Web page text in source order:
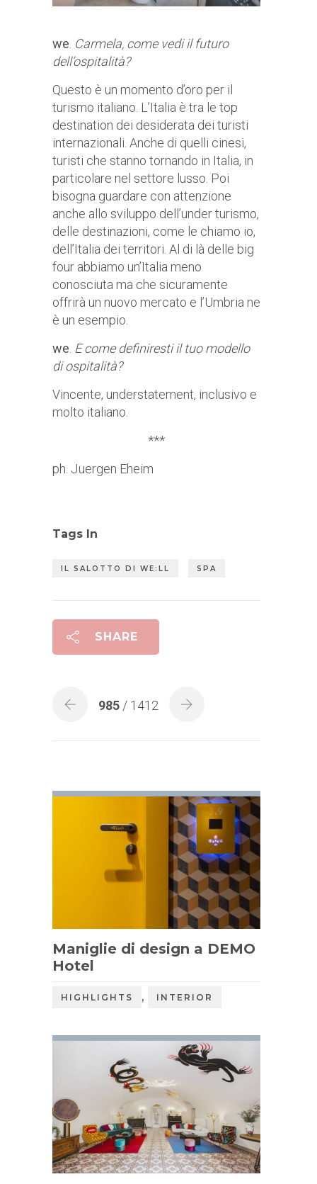
we Carmela, come vedi il futuro
dell’ospitalità?
Questo è un momento d’oro per il
turismo italiano. L’Italia è tra le top
destination dei desiderata dei turisti
internazionali. Anche di quelli cinesi,
turisti che stanno tornando in Italia, in
particolare nel settore lusso. Poi
bisogna guardare con attenzione
anche allo sviluppo dell’under turismo,
delle destinazioni, come le chiamo io,
dell’Italia dei territori. Al di là delle big
four abbiamo un’Italia meno
conosciuta ma che sicuramente
offrirà un nuovo mercato e l’Umbria ne
è un esempio.
we E come definiresti il tuo modello
di ospitalità?
Vincente, understatement, inclusivo e
molto italiano.
***
ph. Juergen Eheim
Tags In
IL SALOTTO DI WE:LL SPA
SHARE
985 / 1412
Maniglie di design a DEMO
Hotel
HIGHLIGHTS , INTERIOR